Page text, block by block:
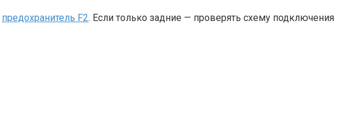
предохранитель F2. Если только задние — проверять схему подключения